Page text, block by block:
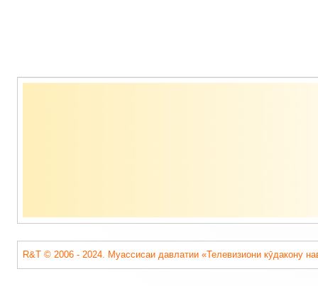
Содержимое
R&T © 2006 - 2024. Муассисаи давлатии «Телевизиони кӯдакону